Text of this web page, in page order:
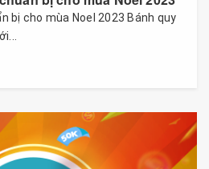
bị cho mùa Noel 2023 Bánh quy